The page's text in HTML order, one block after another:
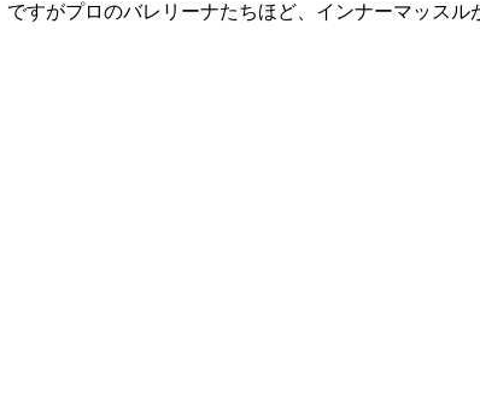
すがプロのバレリーナたちほど、インナーマッスル